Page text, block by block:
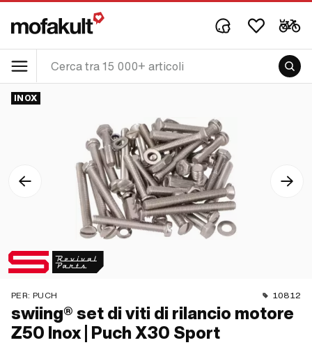
INOX
PER: PUCH 10812
swiing® set di viti di rilancio motore
Z50 Inox | Puch X30 Sport